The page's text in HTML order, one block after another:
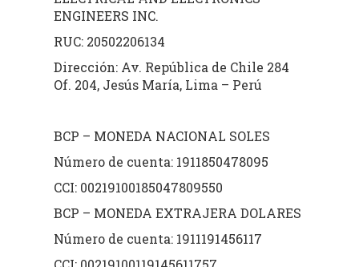
ENGINEERS INC.
RUC: 20502206134
Dirección: Av. República de Chile 284
Of. 204, Jesús María, Lima – Perú
BCP – MONEDA NACIONAL SOLES
Número de cuenta: 1911850478095
CCI: 00219100185047809550
BCP – MONEDA EXTRAJERA DOLARES
Número de cuenta: 1911191456117